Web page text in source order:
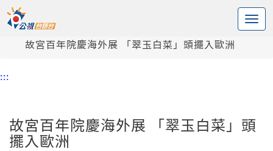
中央內容區塊
頭頁
故宮百年院慶海外展 「翠玉白菜」頭擺入歐洲
:::
故宮百年院慶海外展 「翠玉白菜」頭
擺入歐洲